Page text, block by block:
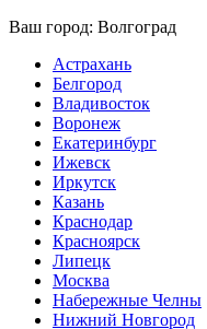
Ваш город: Волгоград
Астрахань
Белгород
Владивосток
Воронеж
Екатеринбург
Ижевск
Иркутск
Казань
Краснодар
Красноярск
Липецк
Москва
Набережные Челны
Нижний Новгород